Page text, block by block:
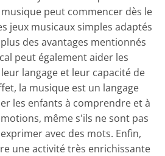
peut commencer dès le
jeux musicaux simples adaptés
des avantages mentionnés
peut également aider les
langage et leur capacité de
la musique est un langage
les enfants à comprendre et à
même s'ils ne sont pas
avec des mots. Enfin,
une activité très enrichissante